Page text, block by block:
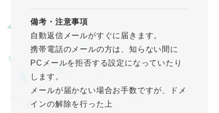
備考・注意事項
自動返信メールがすぐに届きます。
携帯電話のメールの方は、知らない間に
PCメールを拒否する設定になっていたり
します。
メールが届かない場合お手数ですが、ドメ
インの解除を行った上